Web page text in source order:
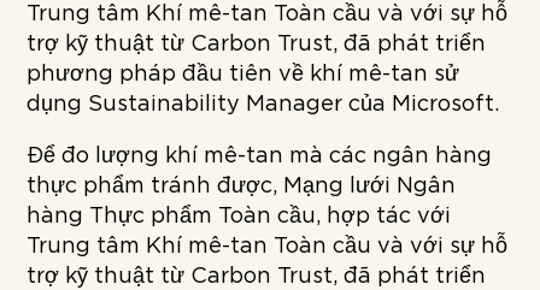
Trung tâm Khí mê-tan Toàn cầu và với sự hỗ
trợ kỹ thuật từ Carbon Trust, đã phát triển
phương pháp đầu tiên về khí mê-tan sử
dụng Sustainability Manager của Microsoft.
Để đo lượng khí mê-tan mà các ngân hàng
thực phẩm tránh được, Mạng lưới Ngân
hàng Thực phẩm Toàn cầu, hợp tác với
Trung tâm Khí mê-tan Toàn cầu và với sự hỗ
trợ kỹ thuật từ Carbon Trust, đã phát triển